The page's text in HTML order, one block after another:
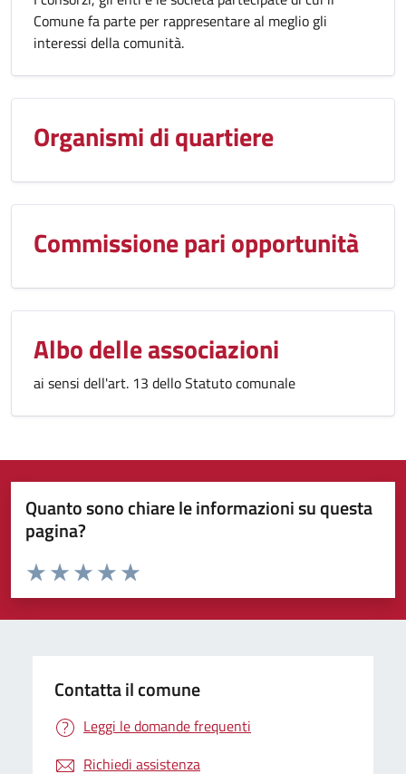
Comune fa parte per rappresentare al meglio gli
interessi della comunità.
Organismi di quartiere
Commissione pari opportunità
Albo delle associazioni
ai sensi dell'art. 13 dello Statuto comunale
Quanto sono chiare le informazioni su questa
pagina?
Valuta da 1 a 5 stelle la pagina
Valuta 5 stelle su 5
Valuta 4 stelle su 5
Valuta 3 stelle su 5
Valuta 2 stelle su 5
Valuta 1 stelle su 5
Contatta il comune
Leggi le domande frequenti
Richiedi assistenza